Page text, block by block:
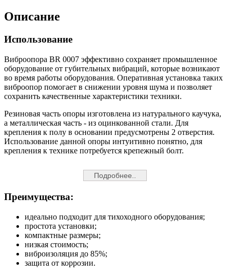
Описание
Использование
Виброопора BR 0007 эффективно сохраняет промышленное
оборудование от губительных вибраций, которые возникают
во время работы оборудования. Оперативная установка таких
виброопор помогает в снижении уровня шума и позволяет
сохранить качественные характеристики техники.
Резиновая часть опоры изготовлена из натурального каучука,
а металлическая часть - из оцинкованной стали. Для
крепления к полу в основании предусмотрены 2 отверстия.
Использование данной опоры интуитивно понятно, для
крепления к технике потребуется крепежный болт.
Подробнее..
Преимущества:
идеально подходит для тихоходного оборудования;
простота установки;
компактные размеры;
низкая стоимость;
виброизоляция до 85%;
защита от коррозии.